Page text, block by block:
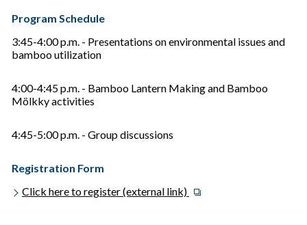
Program Schedule
3:45-4:00 p.m. - Presentations on environmental issues and
bamboo utilization
4:00-4:45 p.m. - Bamboo Lantern Making and Bamboo
Mölkky activities
4:45-5:00 p.m. - Group discussions
Registration Form
Click here to register (external link)